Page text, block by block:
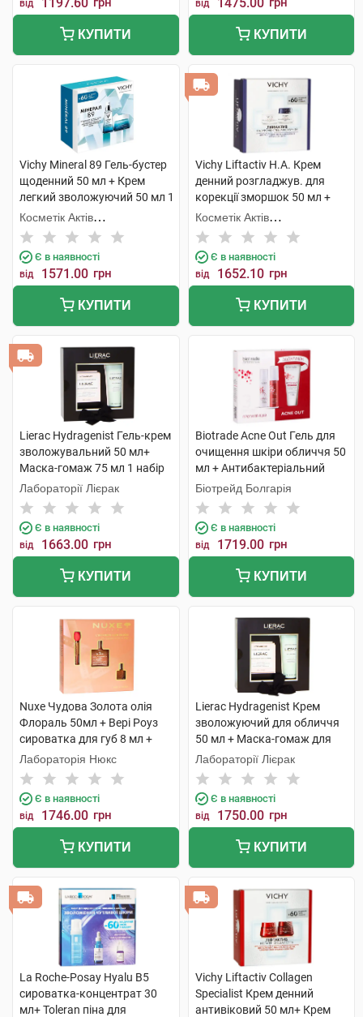
від
КУПИТИ
від
КУПИТИ
Vichy Mineral 89 Гель-бустер
щоденний 50 мл + Крем
легкий зволожуючий 50 мл 1
набір
Косметік Актів
Інтернаціональ
Є в наявності
від 1571.00 грн
КУПИТИ
Vichy Liftactiv H.A. Крем
денний розгладжув. для
корекції зморшок 50 мл +
H.A. Крем нічний
розгладжувальний 50 мл 1
набір
Косметік Актів
Інтернаціональ
Є в наявності
від 1652.10 грн
КУПИТИ
Lierac Hydragenist Гель-крем
зволожувальний 50 мл+
Маска-гомаж 75 мл 1 набір
Лабораторії Лієрак
Є в наявності
від 1663.00 грн
КУПИТИ
Biotrade Acne Out Гель для
очищення шкіри обличчя 50
мл + Антибактеріальний
лосьйон 60 мл +
Зволожувальний крем 60 мл
1 набір
Біотрейд Болгарія
Є в наявності
від 1719.00 грн
КУПИТИ
Nuxe Чудова Золота олія
Флораль 50мл + Вері Роуз
сироватка для губ 8 мл +
Олія суха Флораль 10мл 1
набір
Лабораторія Нюкс
Є в наявності
від 1746.00 грн
КУПИТИ
Lierac Hydragenist Крем
зволожуючий для обличчя
50 мл + Маска-гомаж для
обличчя 75 мл 1 набір
Лабораторії Лієрак
Є в наявності
від 1750.00 грн
КУПИТИ
La Roche-Posay Hyalu B5
сироватка-концентрат 30
мл+ Toleran піна для
Vichy Liftactiv Collagen
Specialist Крем денний
антивіковий 50 мл+ Крем